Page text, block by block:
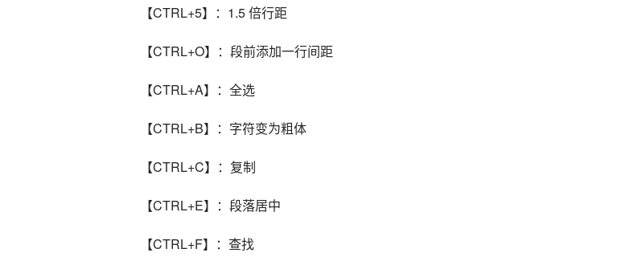
【CTRL+5】：1.5 倍行距
【CTRL+O】：段前添加一行间距
【CTRL+A】：全选
【CTRL+B】：字符变为粗体
【CTRL+C】：复制
【CTRL+E】：段落居中
【CTRL+F】：查找